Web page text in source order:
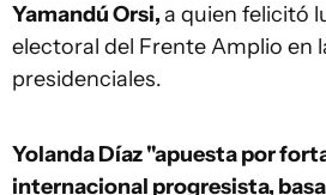
Yamandú Orsi,a quien felicitó
electoral del Frente Amplio en
presidenciales.
Yolanda Díaz "apuesta por
internacional progresista,